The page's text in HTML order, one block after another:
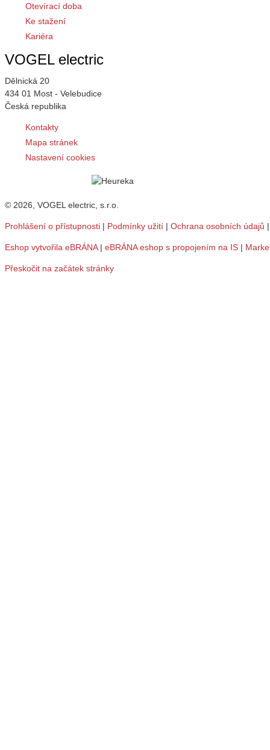
Otevírací doba
Ke stažení
Kariéra
VOGEL electric
Dělnická 20
434 01 Most - Velebudice
Česká republika
Kontakty
Mapa stránek
Nastavení cookies
© 2026, VOGEL electric, s.r.o.
Prohlášení o přístupnosti | Podmínky užití | Ochrana osobních údajů
Eshop vytvořila eBRÁNA| eBRÁNA eshop s propojením na IS |
Přeskočit na začátek stránky